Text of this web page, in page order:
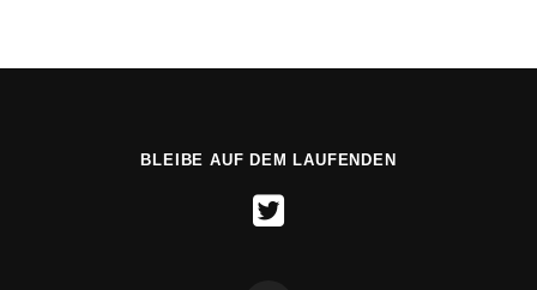
BLEIBE AUF DEM LAUFENDEN